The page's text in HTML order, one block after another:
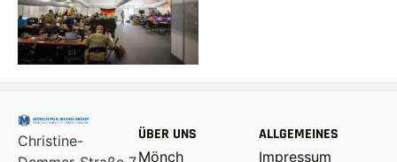
Christine-
ÜBER UNS
Mönch
ALLGEMEINES
Impressum